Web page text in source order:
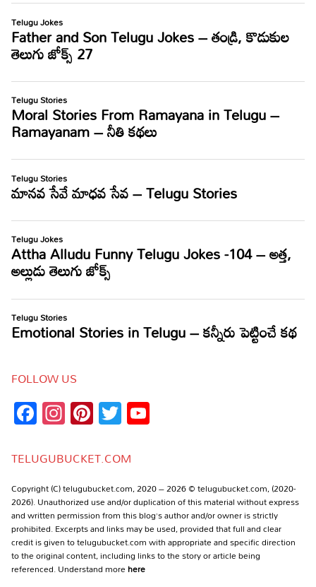
FOLLOW US
Facebook
Instagram
Pinterest
Twitter
TELUGUBUCKET.COM
Copyright (C) telugubucket.com, 2020 – 2026 © telugubucket.com, (2020-
2026). Unauthorized use and/or duplication of this material without express
and written permission from this blog’s author and/or owner is strictly
prohibited. Excerpts and links may be used, provided that full and clear
credit is given to telugubucket.com with appropriate and specific direction
to the original content, including links to the story or article being
referenced. Understand morehere